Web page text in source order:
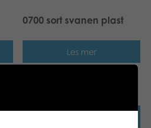
0700 sort svanen plast
Les mer